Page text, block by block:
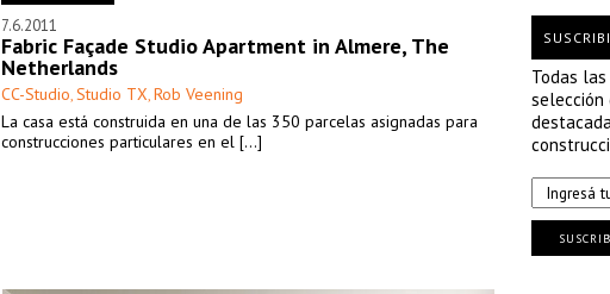
7.6.2011
Fabric Façade Studio Apartment in Almere, The
Netherlands
CC-Studio, Studio TX, Rob Veening
La casa está construida en una de las 350 parcelas asignadas para
construcciones particulares en el [...]
Todas
selección